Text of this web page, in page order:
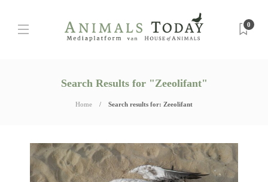
0
Search Results for "Zeeolifant"
Home Search results for: Zeeolifant